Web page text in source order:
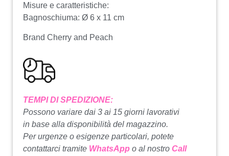
Misure e caratteristiche:
Bagnoschiuma: Ø 6 x 11 cm
Brand Cherry and Peach
TEMPI DI SPEDIZIONE:
Possono variare dai 3 ai 15 giorni lavorativi
in base alla disponibilità del magazzino.
Per urgenze o esigenze particolari, potete
contattarci tramite WhatsApp o al nostro Call